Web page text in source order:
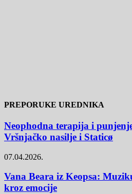
PREPORUKE UREDNIKA
Neophodna terapija i
Vršnjačko nasilje i Staticø
07.04.2026.
Vana Beara iz Keopsa:
kroz emocije